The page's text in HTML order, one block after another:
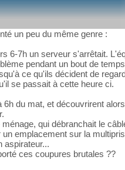
un peu du même genre :
6-7h un serveur s'arrêtait.
pendant un bout de
ce qu'ils décident de
se passait à cette heure ci.
6h du mat, et découvrirent
qui débranchait le
emplacement sur la
aspirateur...
ces coupures brutales ??